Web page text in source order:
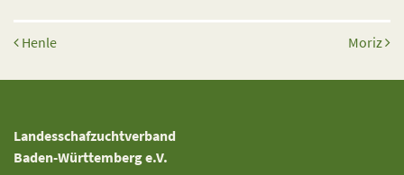
Beitrags-Navigation
Henle Moriz
Landesschafzuchtverband
Baden-Württemberg e.V.